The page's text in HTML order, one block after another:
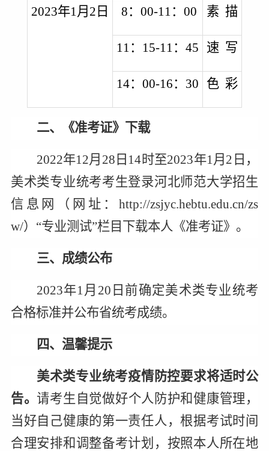
2023年1月2日 8：00-11：00 素 描
11：15-11：45 速 写
14：00-16：30 色 彩
二、《准考证》下载
2022年12月28日14时至2023年1月2日，
美术类专业统考考生登录河北师范大学招生
信息网（网址：http://zsjyc.hebtu.edu.cn/zs
w/）“专业测试”栏目下载本人《准考证》。
三、成绩公布
2023年1月20日前确定美术类专业统考
合格标准并公布省统考成绩。
四、温馨提示
美术类专业统考疫情防控要求将适时公
告。 请考生自觉做好个人防护和健康管理，
当好自己健康的第一责任人，根据考试时间
合理安排和调整备考计划，按照本人所在地